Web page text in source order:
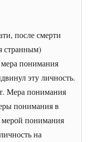
после смерти
странным)
понимания
эту личность.
Мера понимания
понимания в
мерой понимания
на